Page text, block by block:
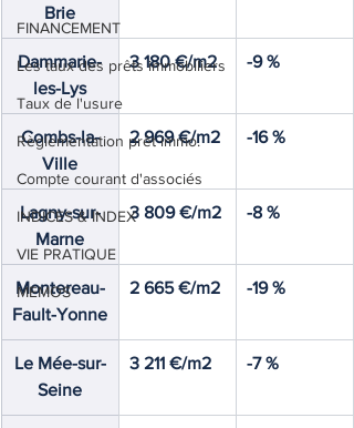
FINANCEMENT
Les taux des prêts immobiliers
Taux de l'usure
Règlementation prêt immo.
Compte courant d'associés
INDICES & INDEX
VIE PRATIQUE
MEMOS
Brie
Dammarie-
les-Lys
3 180 €/m2 -9 %
Combs-la-
Ville
2 969 €/m2 -16 %
Lagny-sur-
Marne
3 809 €/m2 -8 %
Montereau-
Fault-Yonne
2 665 €/m2 -19 %
Le Mée-sur-
Seine
3 211 €/m2 -7 %